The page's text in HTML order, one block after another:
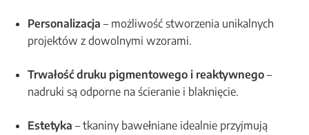
Personalizacja – możliwość stworzenia unikalnych
projektów z dowolnymi wzorami.
Trwałość druku pigmentowego i reaktywnego –
nadruki są odporne na ścieranie i blaknięcie.
Estetyka – tkaniny bawełniane idealnie przyjmują